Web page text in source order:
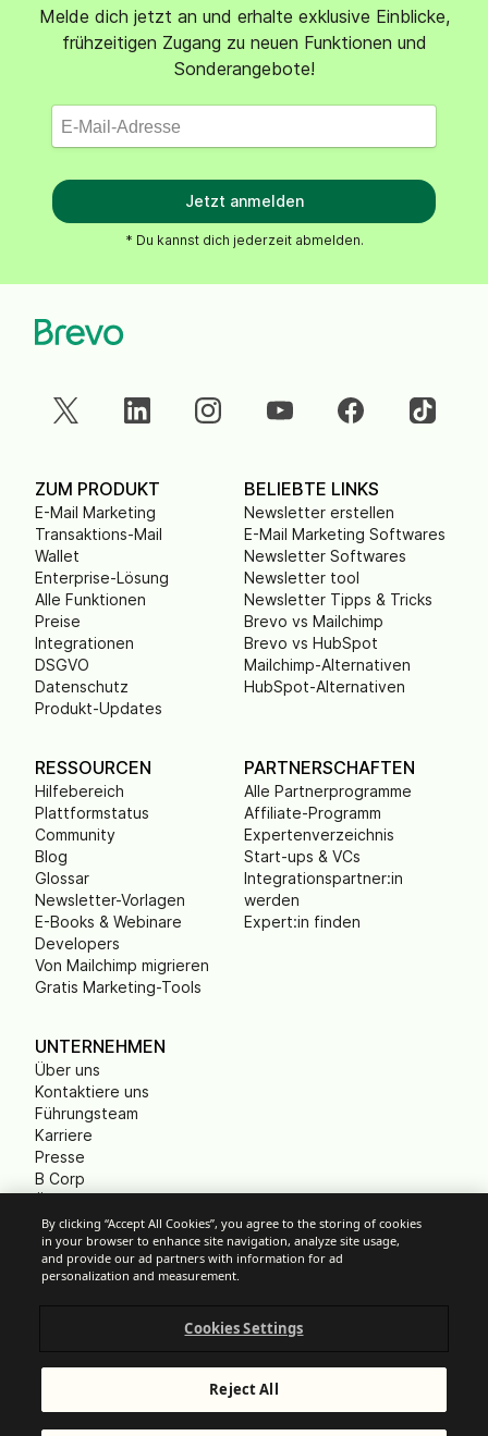
Melde dich jetzt an und erhalte exklusive Einblicke,
frühzeitigen Zugang zu neuen Funktionen und
Sonderangebote!
Jetzt anmelden
* Du kannst dich jederzeit abmelden.
ZUM PRODUKT
E-Mail Marketing
Transaktions-Mail
Wallet
Enterprise-Lösung
Alle Funktionen
Preise
Integrationen
DSGVO
Datenschutz
Produkt-Updates
BELIEBTE LINKS
Newsletter erstellen
E-Mail Marketing Softwares
Newsletter Softwares
Newsletter tool
Newsletter Tipps & Tricks
Brevo vs Mailchimp
Brevo vs HubSpot
Mailchimp-Alternativen
HubSpot-Alternativen
RESSOURCEN
Hilfebereich
Plattformstatus
Community
Blog
Glossar
Newsletter-Vorlagen
E-Books & Webinare
Developers
Von Mailchimp migrieren
Gratis Marketing-Tools
PARTNERSCHAFTEN
Alle Partnerprogramme
Affiliate-Programm
Expertenverzeichnis
Start-ups & VCs
Integrationspartner:in
werden
Expert:in finden
UNTERNEHMEN
Über uns
Kontaktiere uns
Führungsteam
Karriere
Presse
B Corp
Gemeinnützige
Organisationen (NPO)
Cookie-Einstellungen
Allgemeine Nutzungsbedingungen
By clicking “Accept All Cookies”, you agree to the storing of cookies
in your browser to enhance site navigation, analyze site usage,
and provide our ad partners with information for ad
personalization and measurement.
Cookies Settings
Reject All